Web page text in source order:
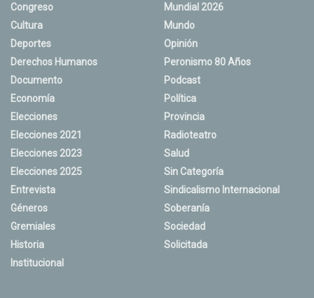
Congreso
Cultura
Deportes
Derechos Humanos
Documento
Economía
Elecciones
Elecciones 2021
Elecciones 2023
Elecciones 2025
Entrevista
Géneros
Gremiales
Historia
Institucional
Mundial 2026
Mundo
Opinión
Peronismo 80 Años
Podcast
Política
Provincia
Radioteatro
Salud
Sin Categoría
Sindicalismo Internacional
Soberanía
Sociedad
Solicitada